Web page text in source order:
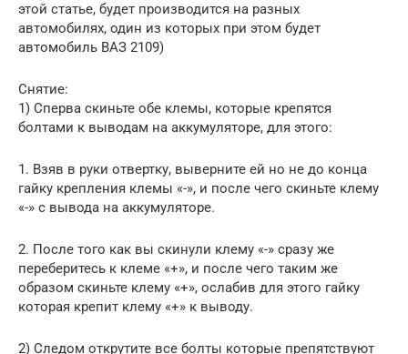
этой статье, будет производится на разных
автомобилях, один из которых при этом будет
автомобиль ВАЗ 2109)
Снятие:
1) Сперва скиньте обе клемы, которые крепятся
болтами к выводам на аккумуляторе, для этого:
1. Взяв в руки отвертку, выверните ей но не до конца
гайку крепления клемы «-», и после чего скиньте клему
«-» с вывода на аккумуляторе.
2. После того как вы скинули клему «-» сразу же
переберитесь к клеме «+», и после чего таким же
образом скиньте клему «+», ослабив для этого гайку
которая крепит клему «+» к выводу.
2) Следом открутите все болты которые препятствуют